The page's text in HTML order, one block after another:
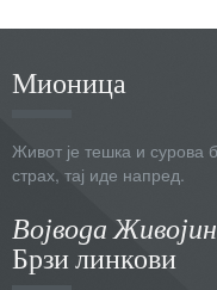
Мионица
Живот је тешка и сурова
страх, тај иде напред.
Војвода
Брзи линкови